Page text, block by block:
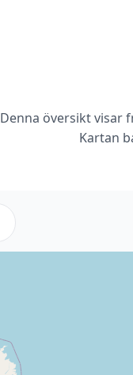
Denna översikt visar
Kartan